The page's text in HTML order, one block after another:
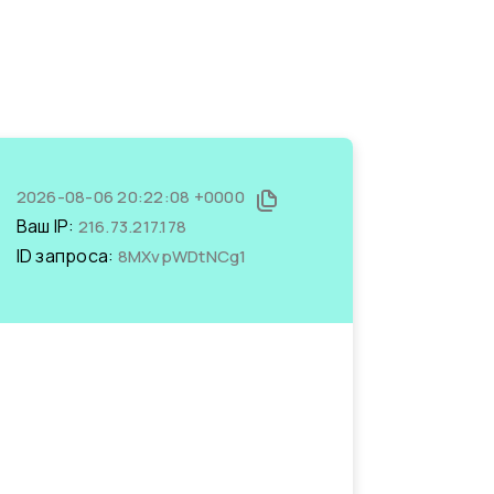
2026-08-06 20:22:08 +0000
Ваш IP: 216.73.217.178
ID запроса: 8MXvpWDtNCg1